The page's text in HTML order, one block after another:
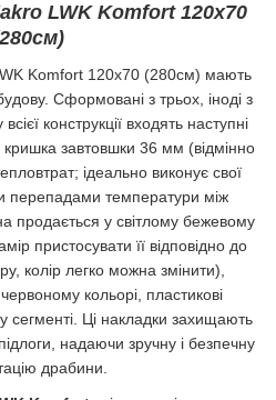
LWK Komfort 120x70
Komfort 120x70 (280см) мають
Сформовані з трьох, іноді з
конструкції входять наступні
завтовшки 36 мм (відмінно
ідеально виконує свої
перепадами температури між
продається у світлому бежевому
пристосувати її відповідно до
колір легко можна змінити),
кольорі, пластикові
сегменті. Ці накладки захищають
надаючи зручну і безпечну
драбини.